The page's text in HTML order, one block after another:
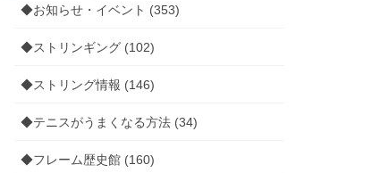
◆お知らせ・イベント (353)
◆ストリンギング (102)
◆ストリング情報 (146)
◆テニスがうまくなる方法 (34)
◆フレーム歴史館 (160)